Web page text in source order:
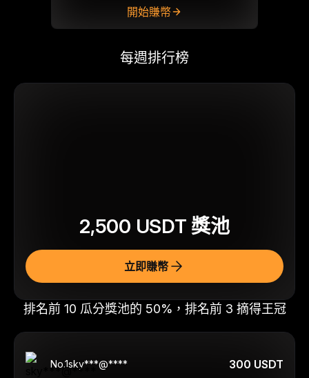
開始賺幣
每週排行榜
排名前 10 瓜分獎池的 50%，排名前 3 摘得王冠
No.1sky***@**** 300 USDT
2,500 USDT 獎池
立即賺幣